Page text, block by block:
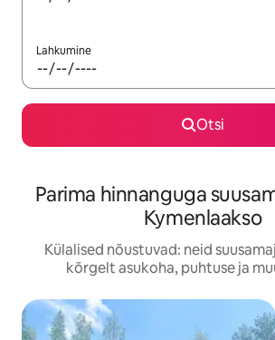
Lahkumine
Otsi
Parima hinnanguga
Kymenlaakso
Külalised nõustuvad: neid
kõrgelt asukoha, puhtuse ja